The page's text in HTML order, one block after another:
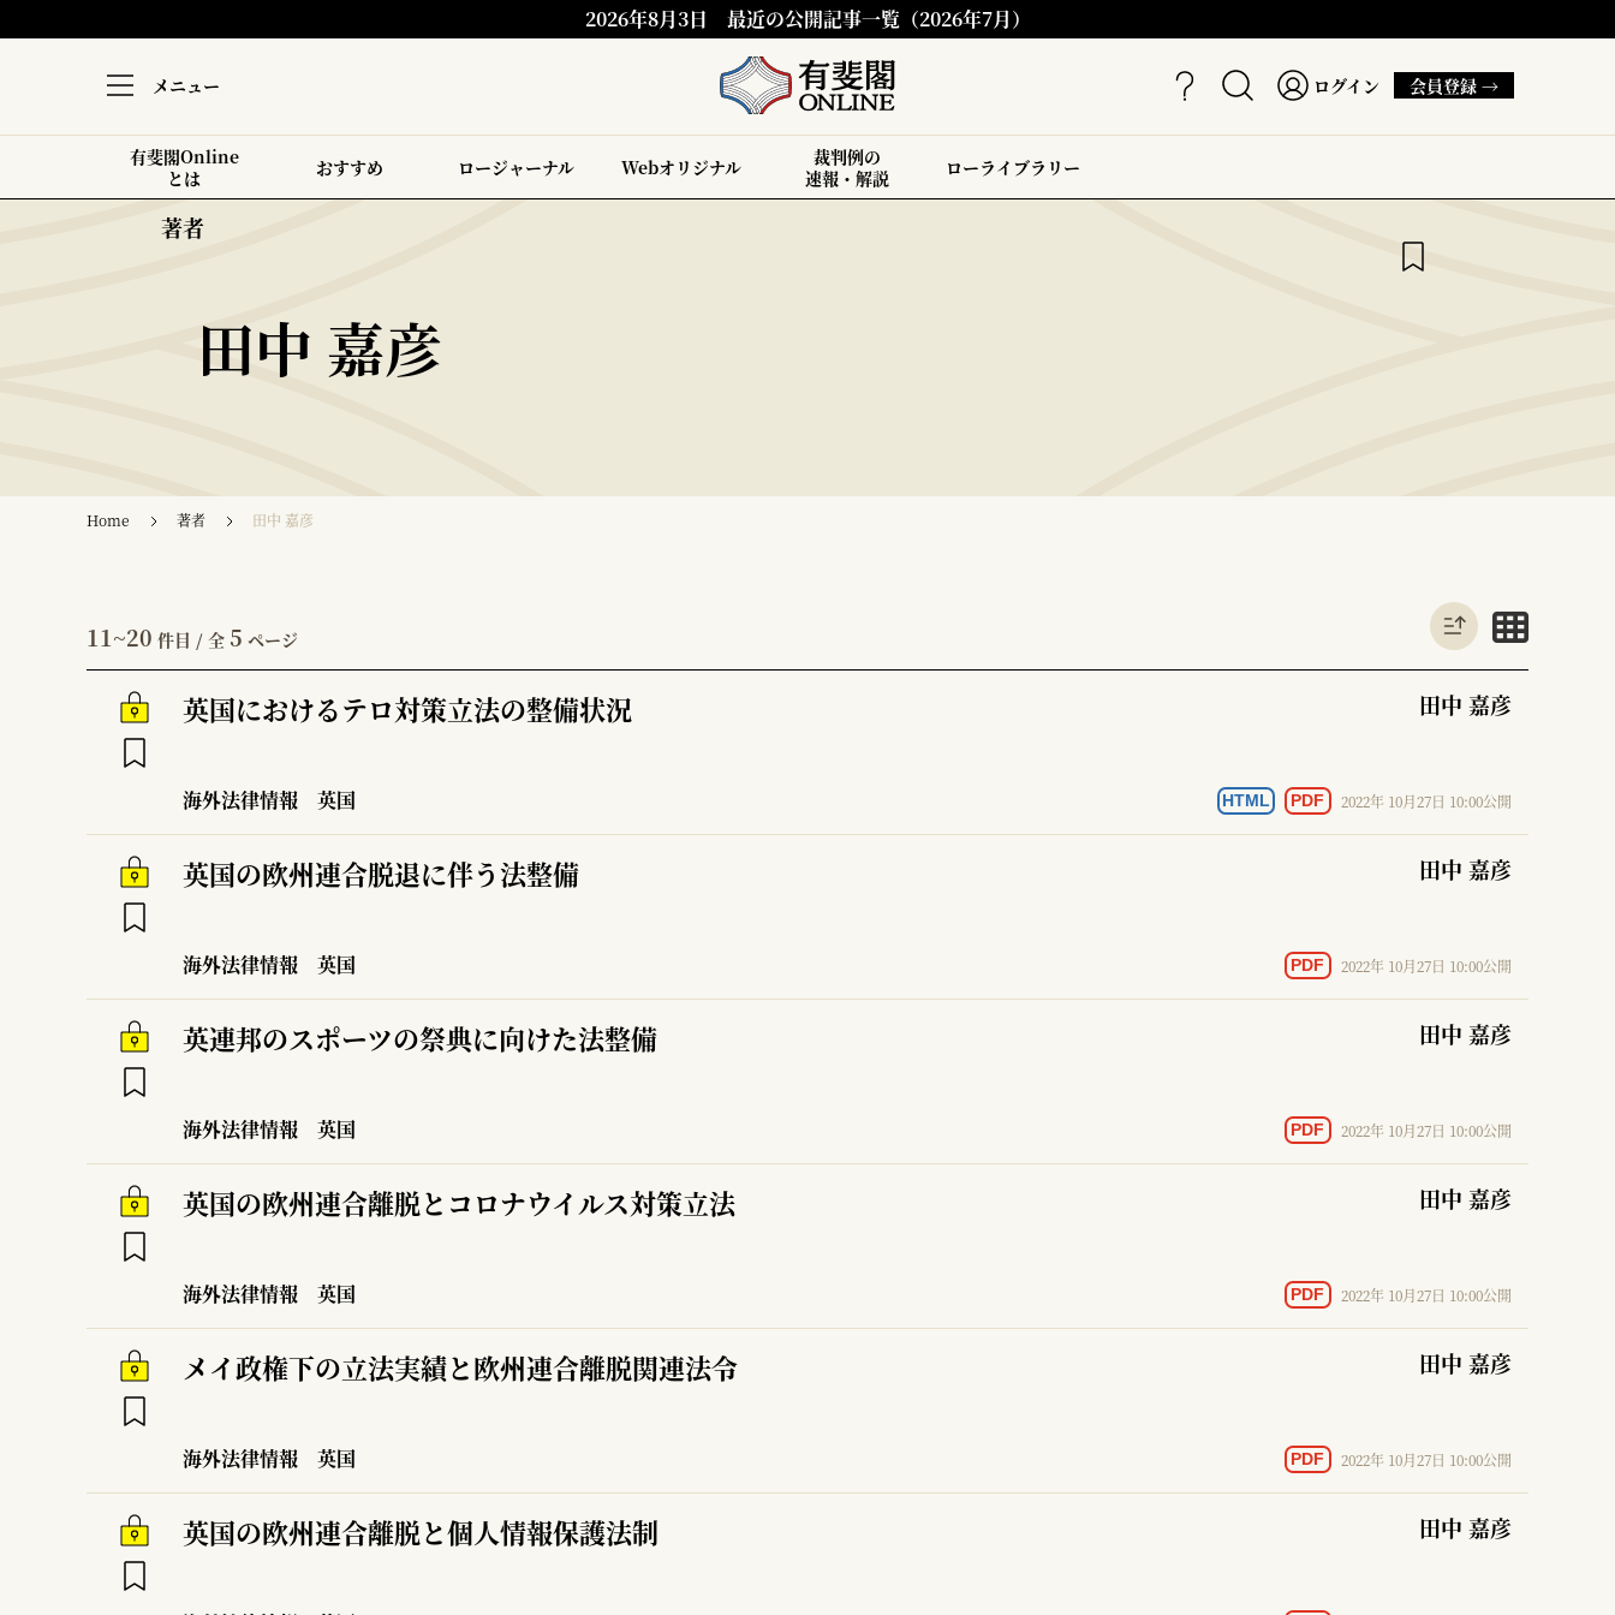
2026年8月3日 最近の公開記事一覧（2026年7月）
メニュー ログイン 会員登録 →
有斐閣Online
とは
おすすめ ロージャーナル Webオリジナル
裁判例の
速報・解説
ローライブラリー
著者
田中 嘉彦
Home 著者 田中 嘉彦
11~20 件目 / 全 5 ページ
英国におけるテロ対策立法の整備状況
海外法律情報 英国
田中 嘉彦
HTML PDF 2022年 10月27日 10:00公開
英国の欧州連合脱退に伴う法整備
海外法律情報 英国
田中 嘉彦
PDF 2022年 10月27日 10:00公開
英連邦のスポーツの祭典に向けた法整備
海外法律情報 英国
田中 嘉彦
PDF 2022年 10月27日 10:00公開
英国の欧州連合離脱とコロナウイルス対策立法
海外法律情報 英国
田中 嘉彦
PDF 2022年 10月27日 10:00公開
メイ政権下の立法実績と欧州連合離脱関連法令
海外法律情報 英国
田中 嘉彦
PDF 2022年 10月27日 10:00公開
英国の欧州連合離脱と個人情報保護法制 田中 嘉彦